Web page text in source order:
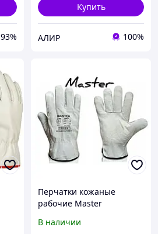
93%
Купить
АЛИР 100%
Перчатки кожаные
рабочие Master
В наличии